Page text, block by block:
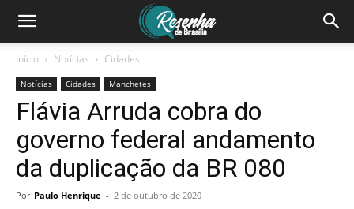
Início Notícias Cidades
Notícias Cidades Manchetes
Flávia Arruda cobra do
governo federal andamento
da duplicação da BR 080
Por Paulo Henrique - 2 de outubro de 2020